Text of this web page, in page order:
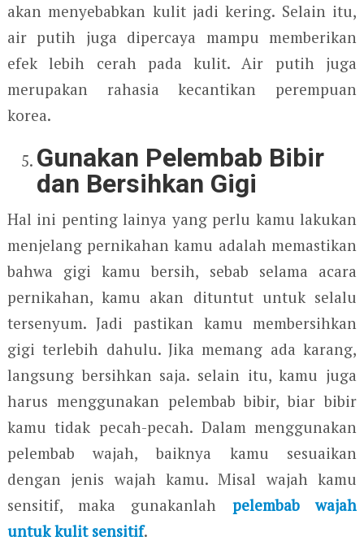
akan menyebabkan kulit jadi kering. Selain itu,
air putih juga dipercaya mampu memberikan
efek lebih cerah pada kulit. Air putih juga
merupakan rahasia kecantikan perempuan
korea.
Gunakan Pelembab Bibir
dan Bersihkan Gigi
Hal ini penting lainya yang perlu kamu lakukan
menjelang pernikahan kamu adalah memastikan
bahwa gigi kamu bersih, sebab selama acara
pernikahan, kamu akan dituntut untuk selalu
tersenyum. Jadi pastikan kamu membersihkan
gigi terlebih dahulu. Jika memang ada karang,
langsung bersihkan saja. selain itu, kamu juga
harus menggunakan pelembab bibir, biar bibir
kamu tidak pecah-pecah. Dalam menggunakan
pelembab wajah, baiknya kamu sesuaikan
dengan jenis wajah kamu. Misal wajah kamu
sensitif, maka gunakanlah pelembab wajah
untuk kulit sensitif.